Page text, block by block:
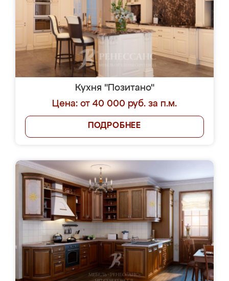
Кухня "Позитано"
Цена: от 40 000 руб. за п.м.
ПОДРОБНЕЕ